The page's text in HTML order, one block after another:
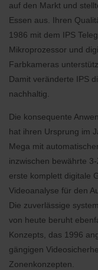
auf den Markt und
Essen aus. Ihren
1986 mit dem IPS
Mikroprozessor und
Farbkameras
Damit veränderte IPS
nachhaltig.
Die konsequente
hat ihren Ursprung im
Mega mit
inzwischen bewährte
erste komplett digitale
Videoanalyse für den
Die zuverlässige
von heute beruht
Konzepts, das 1996
gängigen
Zonenkonzepten.